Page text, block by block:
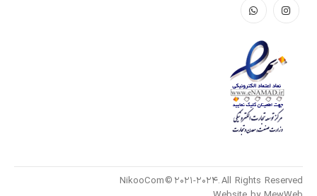
NikooCom © 2021-2024. All Rights Reserved